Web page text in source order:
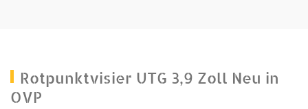
Rotpunktvisier UTG 3,9 Zoll Neu in
OVP